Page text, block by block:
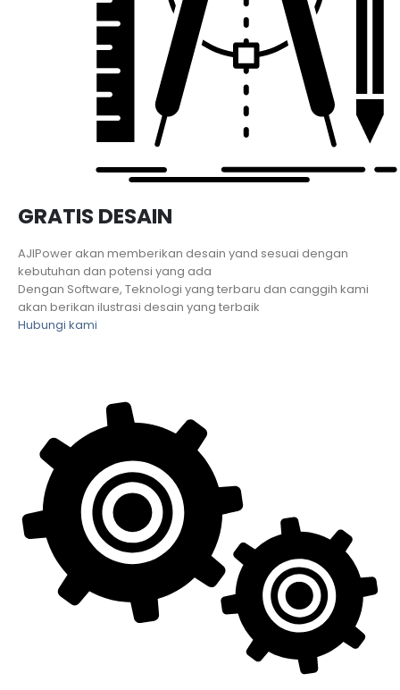
GRATIS DESAIN
AJIPower akan memberikan desain yand sesuai dengan
kebutuhan dan potensi yang ada
Dengan Software, Teknologi yang terbaru dan canggih kami
akan berikan ilustrasi desain yang terbaik
Hubungi kami